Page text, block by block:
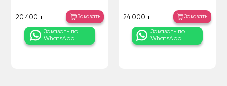
20 400 ₸ Заказать
Заказать по
WhatsApp
24 000 ₸ Заказать
Заказать по
WhatsApp